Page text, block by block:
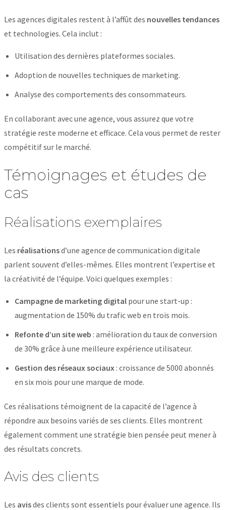
Les agences digitales restent à l’affût des nouvelles tendances
et technologies. Cela inclut :
Utilisation des dernières plateformes sociales.
Adoption de nouvelles techniques de marketing.
Analyse des comportements des consommateurs.
En collaborant avec une agence, vous assurez que votre
stratégie reste moderne et efficace. Cela vous permet de rester
compétitif sur le marché.
Témoignages et études de
cas
Réalisations exemplaires
Les réalisationsd’une agence de communication digitale
parlent souvent d’elles-mêmes. Elles montrent l’expertise et
la créativité de l’équipe. Voici quelques exemples :
Campagne de marketing digitalpour une start-up :
augmentation de 150% du trafic web en trois mois.
Refonte d’un site web : amélioration du taux de conversion
de 30% grâce à une meilleure expérience utilisateur.
Gestion des réseaux sociaux: croissance de 5000 abonnés
en six mois pour une marque de mode.
Ces réalisations témoignent de la capacité de l’agence à
répondre aux besoins variés de ses clients. Elles montrent
également comment une stratégie bien pensée peut mener à
des résultats concrets.
Avis des clients
Les avisdes clients sont essentiels pour évaluer une agence. Ils